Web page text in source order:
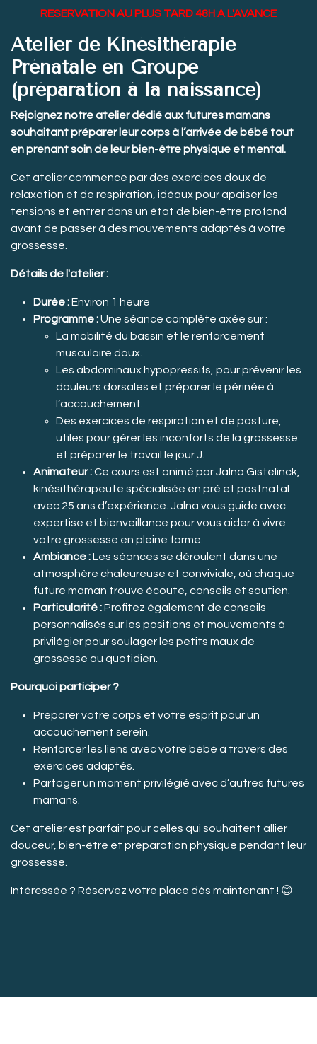
RESERVATION AU PLUS TARD 48H A L'AVANCE
Atelier de Kinésithérapie
Prénatale en Groupe
(préparation à la naissance)
Rejoignez notre atelier dédié aux futures mamans
souhaitant préparer leur corps à l’arrivée de bébé tout
en prenant soin de leur bien-être physique et mental.
Cet atelier commence par des exercices doux de
relaxation et de respiration, idéaux pour apaiser les
tensions et entrer dans un état de bien-être profond
avant de passer à des mouvements adaptés à votre
grossesse.
Détails de l'atelier :
Durée :Environ 1 heure
Programme :Une séance complète axée sur :
La mobilité du bassin et le renforcement
musculaire doux.
Les abdominaux hypopressifs, pour prévenir les
douleurs dorsales et préparer le périnée à
l’accouchement.
Des exercices de respiration et de posture,
utiles pour gérer les inconforts de la grossesse
et préparer le travail le jour J.
Animateur :Ce cours est animé par Jalna Gistelinck,
kinésithérapeute spécialisée en pré et postnatal
avec 25 ans d’expérience. Jalna vous guide avec
expertise et bienveillance pour vous aider à vivre
votre grossesse en pleine forme.
Ambiance :Les séances se déroulent dans une
atmosphère chaleureuse et conviviale, où chaque
future maman trouve écoute, conseils et soutien.
Particularité :Profitez également de conseils
personnalisés sur les positions et mouvements à
privilégier pour soulager les petits maux de
grossesse au quotidien.
Pourquoi participer ?
Préparer votre corps et votre esprit pour un
accouchement serein.
Renforcer les liens avec votre bébé à travers des
exercices adaptés.
Partager un moment privilégié avec d’autres futures
mamans.
Cet atelier est parfait pour celles qui souhaitent allier
douceur, bien-être et préparation physique pendant leur
grossesse.
Intéressée ? Réservez votre place dès maintenant ! 😊